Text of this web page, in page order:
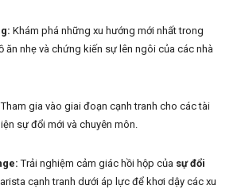
Khám phá những xu hướng mới nhất trong
ăn nhẹ và chứng kiến sự lên ngôi của các nhà
Tham gia vào giai đoạn cạnh tranh cho các tài
sự đổi mới và chuyên môn.
Trải nghiệm cảm giác hồi hộp của sự đổi
cạnh tranh dưới áp lực để khơi dậy các xu